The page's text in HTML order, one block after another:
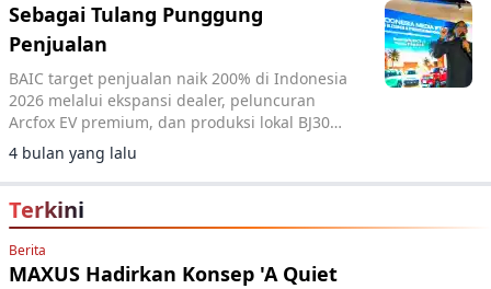
Sebagai Tulang Punggung
Penjualan
BAIC target penjualan naik 200% di Indonesia
2026 melalui ekspansi dealer, peluncuran
Arcfox EV premium, dan produksi lokal BJ30
HEV.
4 bulan yang lalu
Terkini
Berita
MAXUS Hadirkan Konsep 'A Quiet